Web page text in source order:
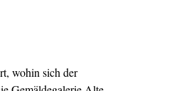
wohin sich der